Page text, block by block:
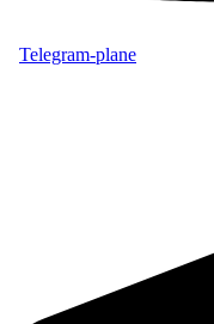
Telegram-plane